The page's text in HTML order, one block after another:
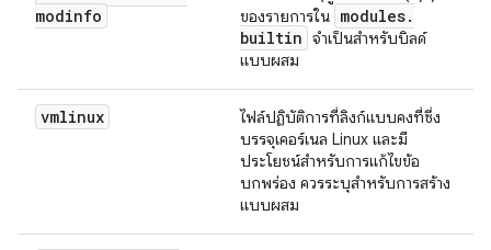
modinfo
ของรายการใน modules.
builtin จำเป็นสำหรับบิลด์
แบบผสม
vmlinux
ไฟล์ปฏิบัติการที่ลิงก์แบบคงที่ซึ่ง
บรรจุเคอร์เนล Linux และมี
ประโยชน์สำหรับการแก้ไขข้อ
บกพร่อง ควรระบุสำหรับการสร้าง
แบบผสม